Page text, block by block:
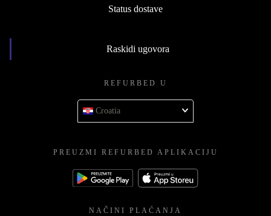
Status dostave
Raskidi ugovora
REFURBED U
Croatia
PREUZMI REFURBED APLIKACIJU
NAČINI PLAĆANJA